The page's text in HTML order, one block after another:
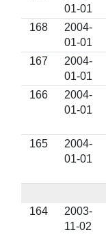
01-01
168
2004-
01-01
167
2004-
01-01
166
2004-
01-01
165
2004-
01-01
164
2003-
11-02